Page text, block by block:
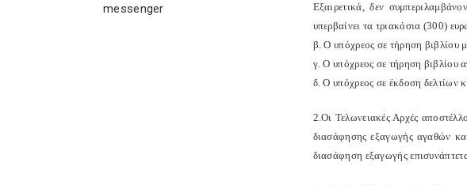
messenger
Εξαιρετικά, δεν
υπερβαίνει τα τριακόσια (300)
β. Ο υπόχρεος σε τήρηση βιβλίου
γ. Ο υπόχρεος σε τήρηση βιβλίου
δ. Ο υπόχρεος σε έκδοση δελτίων
2.Οι Τελωνειακές Αρχές
διασάφησης εξαγωγής αγαθών
διασάφηση εξαγωγής